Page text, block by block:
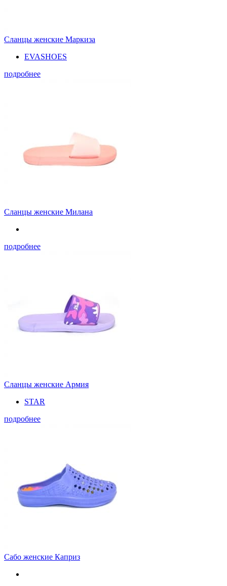
Сланцы женские Маркиза
EVASHOES
подробнее
Сланцы женские Милана
подробнее
Сланцы женские Армия
STAR
подробнее
Сабо женские Каприз